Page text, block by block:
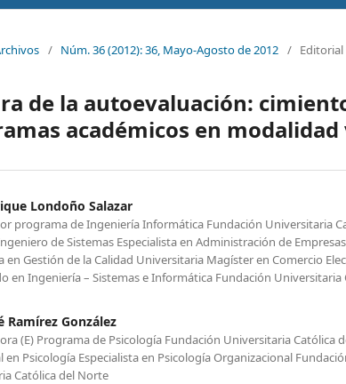
/ Núm. 36 (2012): 36, Mayo-Agosto de 2012 / Editorial
de la autoevaluación:
académicos en
Londoño Salazar
programa de Ingeniería Informática Fundación Universitaria
de Sistemas Especialista en Administración de Empresas
en Gestión de la Calidad Universitaria Magíster en Comercio
en Ingeniería – Sistemas e Informática Fundación Universitaria
Ramírez González
(E) Programa de Psicología Fundación Universitaria Católica
en Psicología Especialista en Psicología Organizacional
Católica del Norte